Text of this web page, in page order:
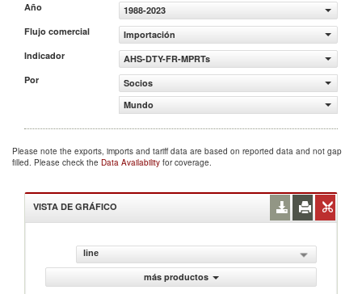
Año
1988-2023
Flujo comercial
Importación
Indicador
AHS-DTY-FR-MPRTs
Por
Socios
Mundo
Please note the exports, imports and tariff data are based on reported data and not gap
filled. Please check the Data Availability for coverage.
VISTA DE GRÁFICO
line
más productos